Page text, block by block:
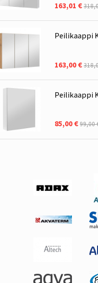
163,01 €
Peilikaappi
163,00 €
Peilikaappi
85,00 €99,00